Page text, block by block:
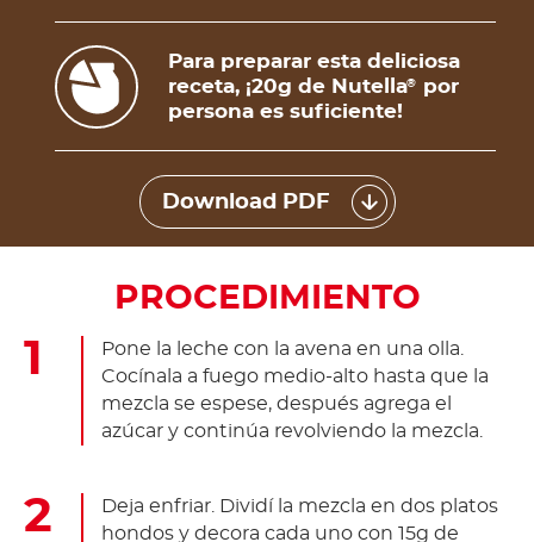
Para preparar esta deliciosa
receta, ¡20g de Nutella®
por
persona es suficiente!
Download PDF
PROCEDIMIENTO
Pone la leche con la avena en una olla.
Cocínala a fuego medio-alto hasta que la
mezcla se espese, después agrega el
azúcar y continúa revolviendo la mezcla.
Deja enfriar. Dividí la mezcla en dos platos
hondos y decora cada uno con 15g de